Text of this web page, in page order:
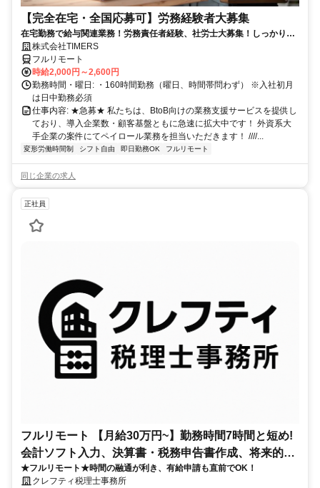
【完全在宅・全国応募可】労務経験者大募集
在宅勤務で給与関連業務！労務責任者経験、社労士大募集！しっかり稼
ぎたい方、注目！
株式会社TIMERS
フルリモート
時給2,000円～2,600円
勤務時間・曜日: ・160時間勤務（曜日、時間帯問わず） ※入社初月
は日中勤務必須
仕事内容: ★急募★ 私たちは、BtoB向けの業務支援サービスを提供し
ており、導入企業数・顧客基盤ともに急速に拡大中です！ 外資系大
手企業の案件にてペイロール業務を担当いただきます！ ////...
変形労働時間制 シフト自由 即日勤務OK フルリモート
同じ企業の求人
正社員
フルリモート 【月給30万円~】勤務時間7時間と短め!
会計ソフト入力、決算書・税務申告書作成、将来的に
決算説明も
★フルリモート★時間の融通が利き、有給申請も直前でOK！
クレフティ税理士事務所